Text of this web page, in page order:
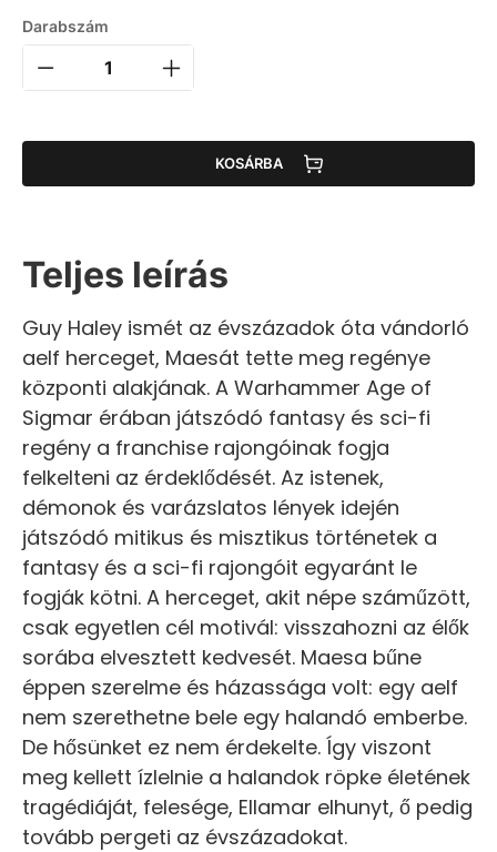
Darabszám
KOSÁRBA
Teljes leírás
Guy Haley ismét az évszázadok óta vándorló
aelf herceget, Maesát tette meg regénye
központi alakjának. A Warhammer Age of
Sigmar érában játszódó fantasy és sci-fi
regény a franchise rajongóinak fogja
felkelteni az érdeklődését. Az istenek,
démonok és varázslatos lények idején
játszódó mitikus és misztikus történetek a
fantasy és a sci-fi rajongóit egyaránt le
fogják kötni. A herceget, akit népe száműzött,
csak egyetlen cél motivál: visszahozni az élők
sorába elvesztett kedvesét. Maesa bűne
éppen szerelme és házassága volt: egy aelf
nem szerethetne bele egy halandó emberbe.
De hősünket ez nem érdekelte. Így viszont
meg kellett ízlelnie a halandok röpke életének
tragédiáját, felesége, Ellamar elhunyt, ő pedig
tovább pergeti az évszázadokat.